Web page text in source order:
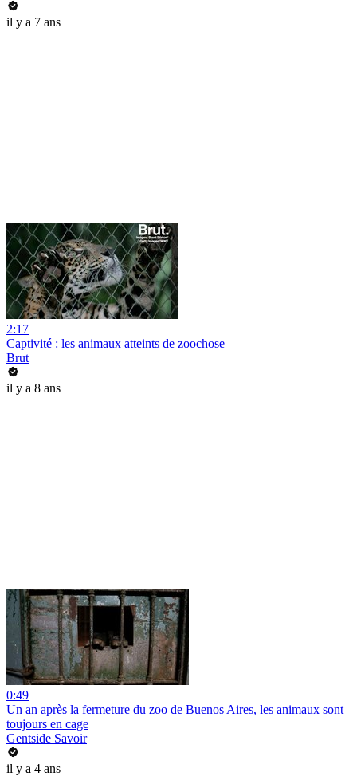
il y a 7 ans
2:17
Captivité : les animaux atteints de zoochose
Brut
il y a 8 ans
0:49
Un an après la fermeture du zoo de Buenos Aires, les animaux sont
toujours en cage
Gentside Savoir
il y a 4 ans